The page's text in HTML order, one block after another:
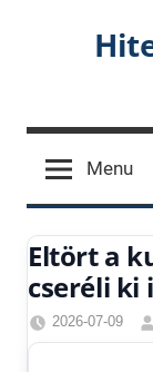
Menu
Eltört a
cseréli ki
2026-07-09